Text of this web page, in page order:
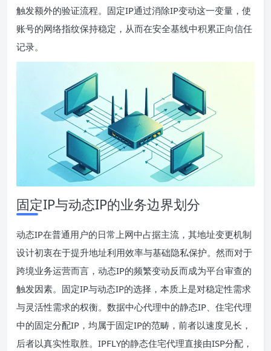
触发额外的验证流程。固定IP通过消除IP变动这一变量，使
账号的网络指纹保持稳定，从而在安全基线中积累正向信任
记录。
固定IP与动态IP的业务边界划分
动态IP在普通用户的日常上网中占据主流，其地址变更机制
设计初衷在于提升地址利用效率与基础隐私保护。然而对于
跨境业务运营而言，动态IP的频繁变动反而成为平台审查的
触发因素。固定IP与动态IP的选择，本质上是对稳定性需求
与灵活性需求的权衡。数据中心代理中的静态IP、住宅代理
中的固定分配IP，均属于固定IP的范畴，前者以速度见长，
后者以真实性取胜。IPFLY的静态住宅代理直接由ISP分配，